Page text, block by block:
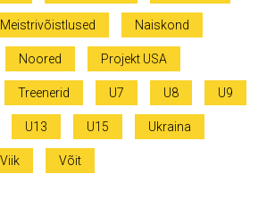
Meistrivõistlused Naiskond
Noored Projekt USA
Treenerid U7 U8 U9
U13 U15 Ukraina
Viik Võit